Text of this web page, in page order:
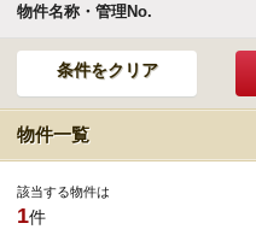
物件名称・管理No.
物件一覧
該当する物件は
1件
リゾートSTYLE
リゾートに関する様